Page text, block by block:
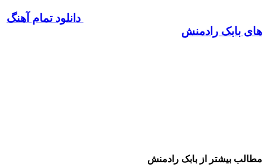
دانلود تمام آهنگ
های بابک رادمنش
مطالب بیشتر از بابک رادمنش